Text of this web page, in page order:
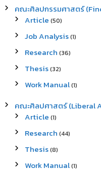
คณะศิลปกรรมศาสตร์
Article (50)
Job Analysis(1)
Research (36)
Thesis(32)
Work Manual(1)
คณะศิลปศาสตร์ (Liberal
Article (1)
Research (44)
Thesis(8)
Work Manual(1)